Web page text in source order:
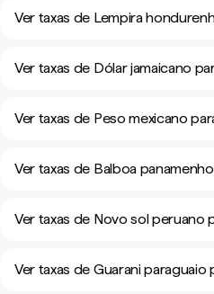
Ver taxas de Lempira
Ver taxas de Dólar jamaicano
Ver taxas de Peso mexicano
Ver taxas de Balboa
Ver taxas de Novo sol peruano
Ver taxas de Guarani